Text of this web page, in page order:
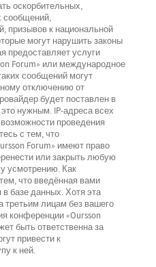
оскорбительных,
сообщений,
призывов к национальной
могут нарушить законы
предоставляет услуги
Forum» или международное
сообщений могут
отключению от
будет поставлен в
нужным. IP-адреса всех
проведения
с тем, что
Forum» имеют право
или закрыть любую
усмотрению. Как
что введённая вами
базе данных. Хотя эта
третьим лицам без вашего
конференции «Oursson
быть ответственна за
привести к
к ней.